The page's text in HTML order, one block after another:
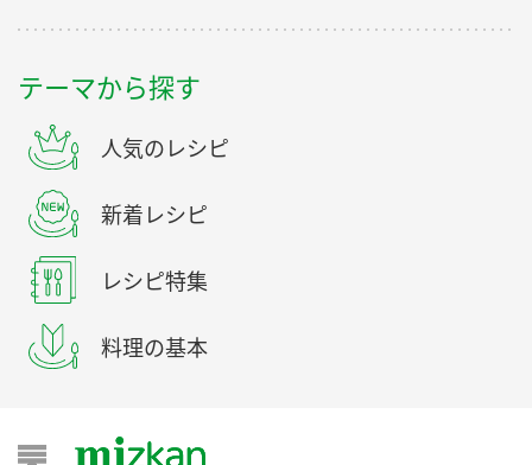
テーマから探す
人気のレシピ
新着レシピ
レシピ特集
料理の基本